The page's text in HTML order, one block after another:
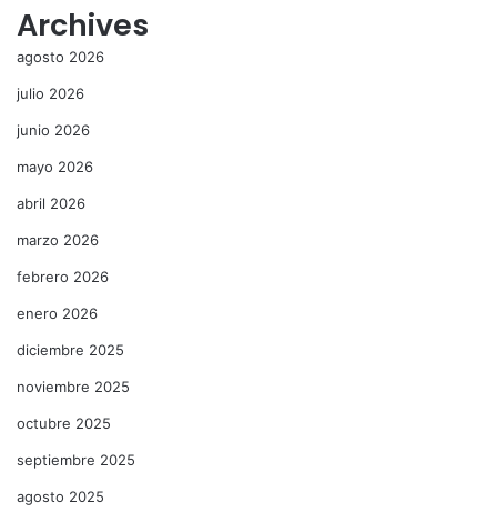
Archives
agosto 2026
julio 2026
junio 2026
mayo 2026
abril 2026
marzo 2026
febrero 2026
enero 2026
diciembre 2025
noviembre 2025
octubre 2025
septiembre 2025
agosto 2025